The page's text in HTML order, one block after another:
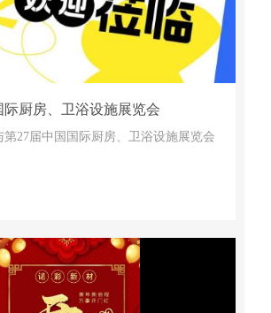
厨房、卫浴设施展览会
27届中国国际厨房、卫浴设施展览会